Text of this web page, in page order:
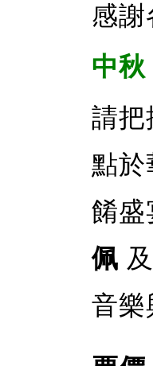
感謝
中
請把
點於
餚盛
佩 及
音樂